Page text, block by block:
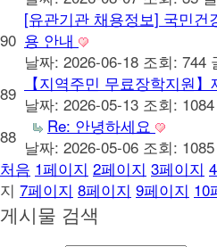
90
[유관기관 채용정보] 국민건
용 안내
날짜: 2026-06-18 조회: 744
89
【지역주민 무료장학지원
날짜: 2026-05-13 조회: 1084
88
Re: 안녕하세요
날짜: 2026-05-06 조회: 1085
처음 1페이지 2페이지 3페이지 4
지 7페이지 8페이지 9페이지 10
게시물 검색